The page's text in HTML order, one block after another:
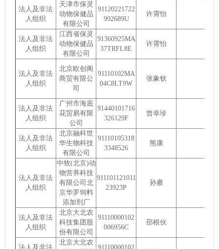
法人及非法
人组织
天津市保灵
动物保健品
有限公司
91120221722
992689U
许霄怡
法人及非法
人组织
江西省保灵
动物保健品
有限公司
91360925MA
37TRFL8E
许霄怡
法人及非法
人组织
北京欧创阁
商贸有限公
司
91110102MA
04C8LT9W
张象钦
法人及非法
人组织
广州市海底
花贸易有限
公司
91440101716
326129F
曾幸珍
法人及非法
人组织
北京融科世
华生物科技
有限公司
91110105318
3348526
熊康
法人及非法
人组织
中牧(北京)动
物营养科技
有限公司北
京华罗饲料
添加剂厂
911101121011
23923P
孙赓
法人及非法
人组织
北京大北农
科技集团股
份有限公司
91110000102
006956C
邵根伙
法人及非法
北京大北农
91110000102